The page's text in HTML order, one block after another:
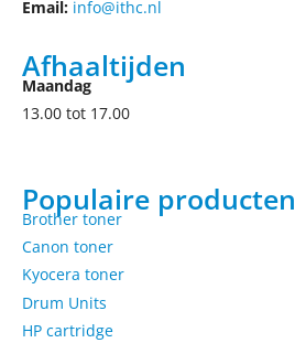
Email: info@ithc.nl
Afhaaltijden
Maandag
13.00 tot 17.00
Populaire producten
Brother toner
Canon toner
Kyocera toner
Drum Units
HP cartridge